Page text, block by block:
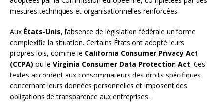
mesures techniques et organisationnelles renforcées.
Aux États-Unis, l’absence de législation fédérale uniforme
complexifie la situation. Certains États ont adopté leurs
propres lois, comme le California Consumer Privacy Act
(CCPA) ou le Virginia Consumer Data Protection Act. Ces
textes accordent aux consommateurs des droits spécifiques
concernant leurs données personnelles et imposent des
obligations de transparence aux entreprises.